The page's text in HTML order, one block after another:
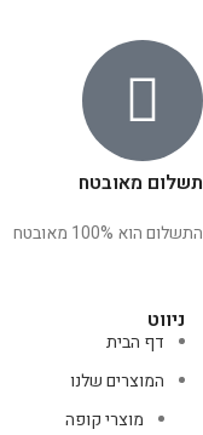
תשלום מאובטח
התשלום הוא 100% מאובטח
ניווט
דף הבית
המוצרים שלנו
מוצרי קופה